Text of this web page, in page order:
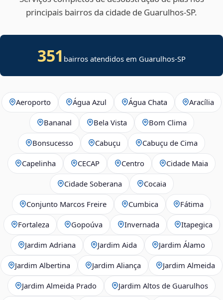
principais bairros da cidade de Guarulhos‑SP.
351 bairros atendidos em Guarulhos-SP
Aeroporto Água Azul Água Chata Aracília
Bananal Bela Vista Bom Clima
Bonsucesso Cabuçu Cabuçu de Cima
Capelinha CECAP Centro Cidade Maia
Cidade Soberana Cocaia
Conjunto Marcos Freire Cumbica Fátima
Fortaleza Gopoúva Invernada Itapegica
Jardim Adriana Jardim Aida Jardim Álamo
Jardim Albertina Jardim Aliança Jardim Almeida
Jardim Almeida Prado Jardim Altos de Guarulhos